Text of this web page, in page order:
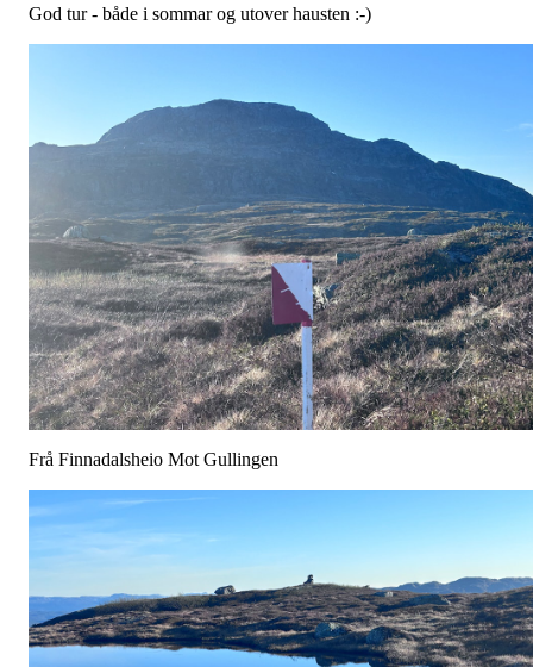
God tur - både i sommar og utover hausten :-)
Frå Finnadalsheio Mot Gullingen